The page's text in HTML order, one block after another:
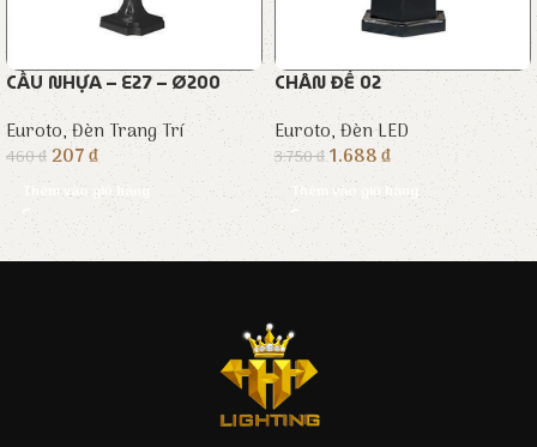
CẦU NHỰA – E27 – Ø200
Euroto,Đèn Trang Trí
460₫ 207₫
Thêm vào giỏ hàng
CHÂN ĐẾ 02
Euroto,Đèn LED
3.750₫1.688₫
Thêm vào giỏ hàng